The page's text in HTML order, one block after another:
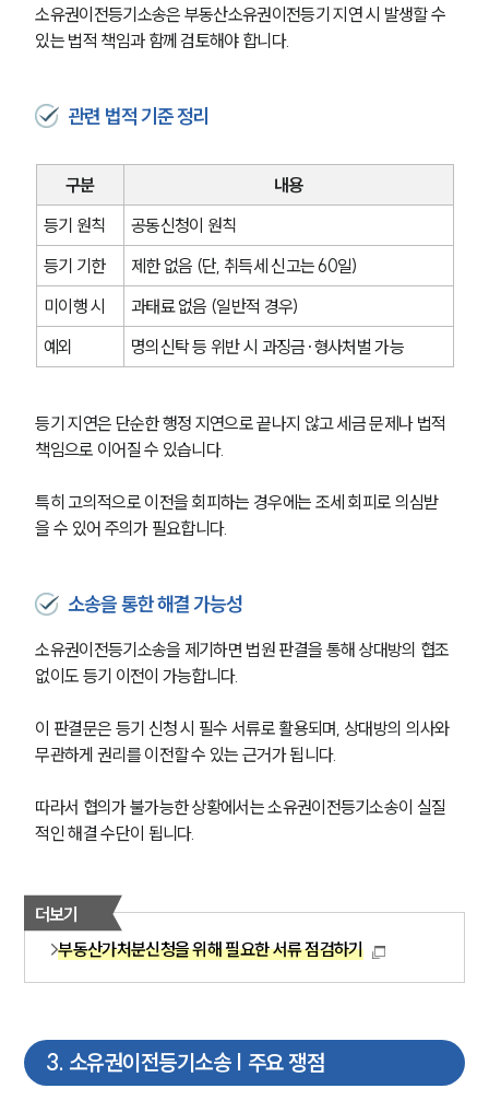
소유권이전등기소송은 부동산소유권이전등기 지연 시 발생할 수
있는 법적 책임과 함께 검토해야 합니다.
관련 법적 기준 정리
구분
내용
등기 원칙
공동신청이 원칙
등기 기한
제한 없음 (단, 취득세 신고는 60일)
미이행 시
과태료 없음 (일반적 경우)
예외
명의신탁 등 위반 시 과징금·형사처벌 가능
등기 지연은 단순한 행정 지연으로 끝나지 않고 세금 문제나 법적
책임으로 이어질 수 있습니다.
특히 고의적으로 이전을 회피하는 경우에는 조세 회피로 의심받
을 수 있어 주의가 필요합니다.
소송을 통한 해결 가능성
소유권이전등기소송을 제기하면 법원 판결을 통해 상대방의 협조
없이도 등기 이전이 가능합니다.
이 판결문은 등기 신청 시 필수 서류로 활용되며, 상대방의 의사와
무관하게 권리를 이전할 수 있는 근거가 됩니다.
따라서 협의가 불가능한 상황에서는 소유권이전등기소송이 실질
적인 해결 수단이 됩니다.
더보기
부동산가처분신청을 위해 필요한 서류 점검하기
3. 소유권이전등기소송 | 주요 쟁점